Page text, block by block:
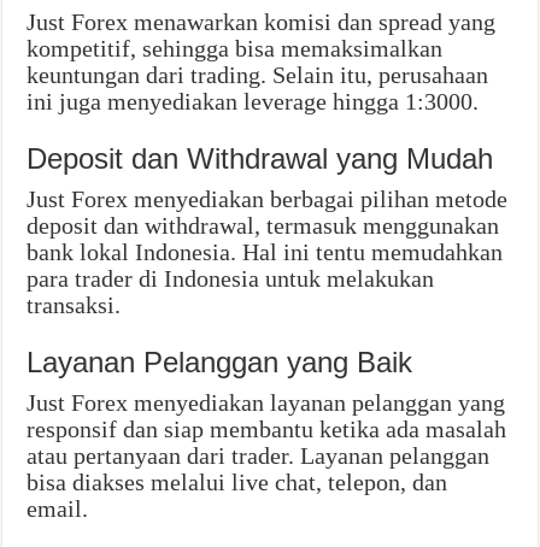
Just Forex menawarkan komisi dan spread yang
kompetitif, sehingga bisa memaksimalkan
keuntungan dari trading. Selain itu, perusahaan
ini juga menyediakan leverage hingga 1:3000.
Deposit dan Withdrawal yang Mudah
Just Forex menyediakan berbagai pilihan metode
deposit dan withdrawal, termasuk menggunakan
bank lokal Indonesia. Hal ini tentu memudahkan
para trader di Indonesia untuk melakukan
transaksi.
Layanan Pelanggan yang Baik
Just Forex menyediakan layanan pelanggan yang
responsif dan siap membantu ketika ada masalah
atau pertanyaan dari trader. Layanan pelanggan
bisa diakses melalui live chat, telepon, dan
email.